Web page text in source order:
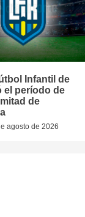
Infantil de
el período de
de
agosto de 2026